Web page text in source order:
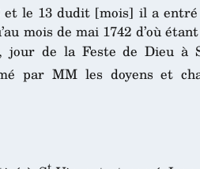
le 13 dudit [mois] il a
mois de mai 1742 d’où
jour de la Feste de Dieu à
par MM les doyens et